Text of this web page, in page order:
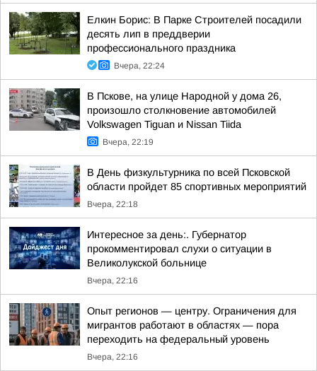
Елкин Борис: В Парке Строителей посадили
десять лип в преддверии
профессионального праздника
Вчера, 22:24
В Пскове, на улице Народной у дома 26,
произошло столкновение автомобилей
Volkswagen Tiguan и Nissan Tiida
Вчера, 22:19
В День физкультурника по всей Псковской
области пройдет 85 спортивных мероприятий
Вчера, 22:18
Интересное за день:. Губернатор
прокомментировал слухи о ситуации в
Великолукской больнице
Вчера, 22:16
Опыт регионов — центру. Ограничения для
мигрантов работают в областях — пора
переходить на федеральный уровень
Вчера, 22:16